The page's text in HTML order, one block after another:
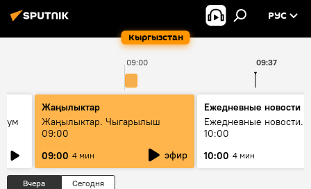
Кыргызстан
РУС
09:00 09:37
Жаңылыктар
Жаңылыктар. Чыгарылыш
09:00
09:00 4 мин эфир
Ежедневные новости
Ежедневные новости.
10:00
10:00 4 мин
Вчера Сегодня